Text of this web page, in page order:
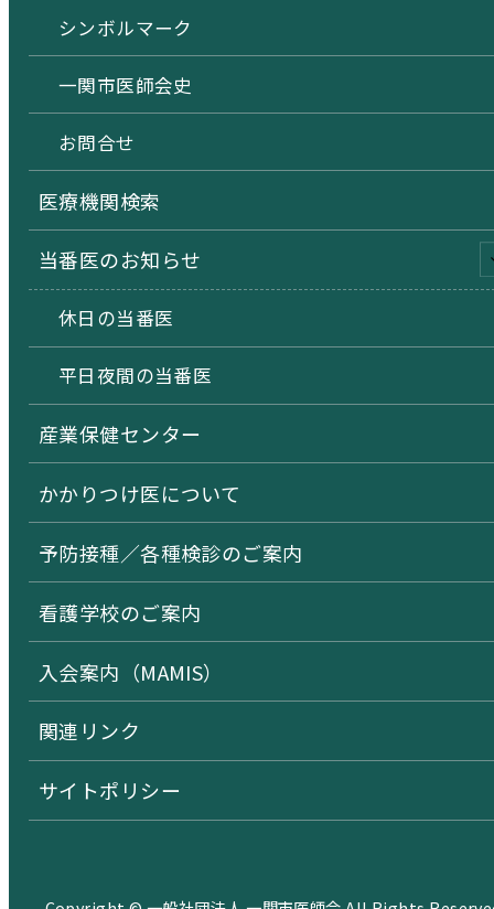
シンボルマーク
一関市医師会史
お問合せ
医療機関検索
当番医のお知らせ
休日の当番医
平日夜間の当番医
産業保健センター
かかりつけ医について
予防接種／各種検診のご案内
看護学校のご案内
入会案内（MAMIS）
関連リンク
サイトポリシー